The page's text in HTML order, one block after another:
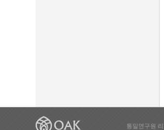
통일연구원